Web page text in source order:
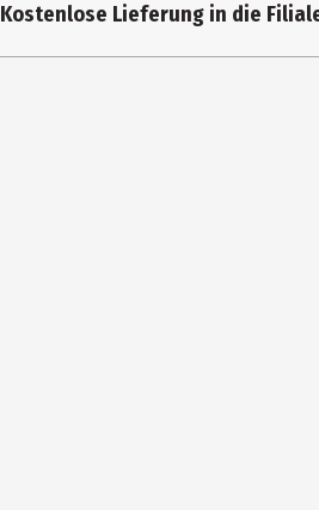
Kostenlose Lieferung in die